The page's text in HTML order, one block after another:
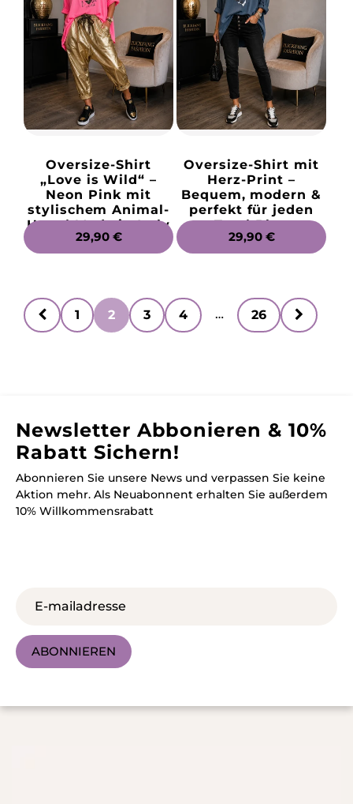
Oversize-Shirt
„Love is Wild“ –
Neon Pink mit
stylischem Animal-
Herz | Made in Italy
NORMALER
PREIS
29,90 €
Oversize-Shirt mit
Herz-Print –
Bequem, modern &
perfekt für jeden
Tag | Blau
NORMALER
PREIS
29,90 €
1 2 3 4 … 26
Newsletter Abbonieren & 10%
Rabatt Sichern!
Abonnieren Sie unsere News und verpassen Sie keine
Aktion mehr. Als Neuabonnent erhalten Sie außerdem
10% Willkommensrabatt
ABONNIEREN